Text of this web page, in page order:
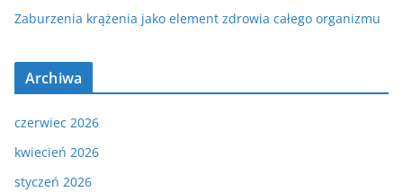
Zaburzenia krążenia jako element zdrowia całego organizmu
Archiwa
czerwiec 2026
kwiecień 2026
styczeń 2026